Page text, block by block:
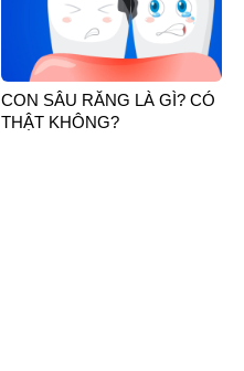
CON SÂU RĂNG LÀ GÌ? CÓ
THẬT KHÔNG?